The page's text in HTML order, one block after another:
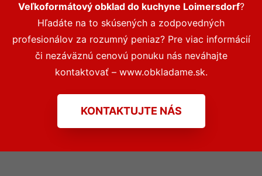
Veľkoformátový obklad do kuchyne Loimersdorf?
Hľadáte na to skúsených a zodpovedných
profesionálov za rozumný peniaz? Pre viac informácií
či nezáväznú cenovú ponuku nás neváhajte
kontaktovať – www.obkladame.sk.
KONTAKTUJTE NÁS